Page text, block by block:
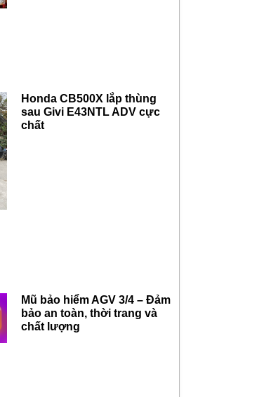
Honda CB500X lắp thùng
sau Givi E43NTL ADV cực
chất
Mũ bảo hiểm AGV 3/4 – Đảm
bảo an toàn, thời trang và
chất lượng